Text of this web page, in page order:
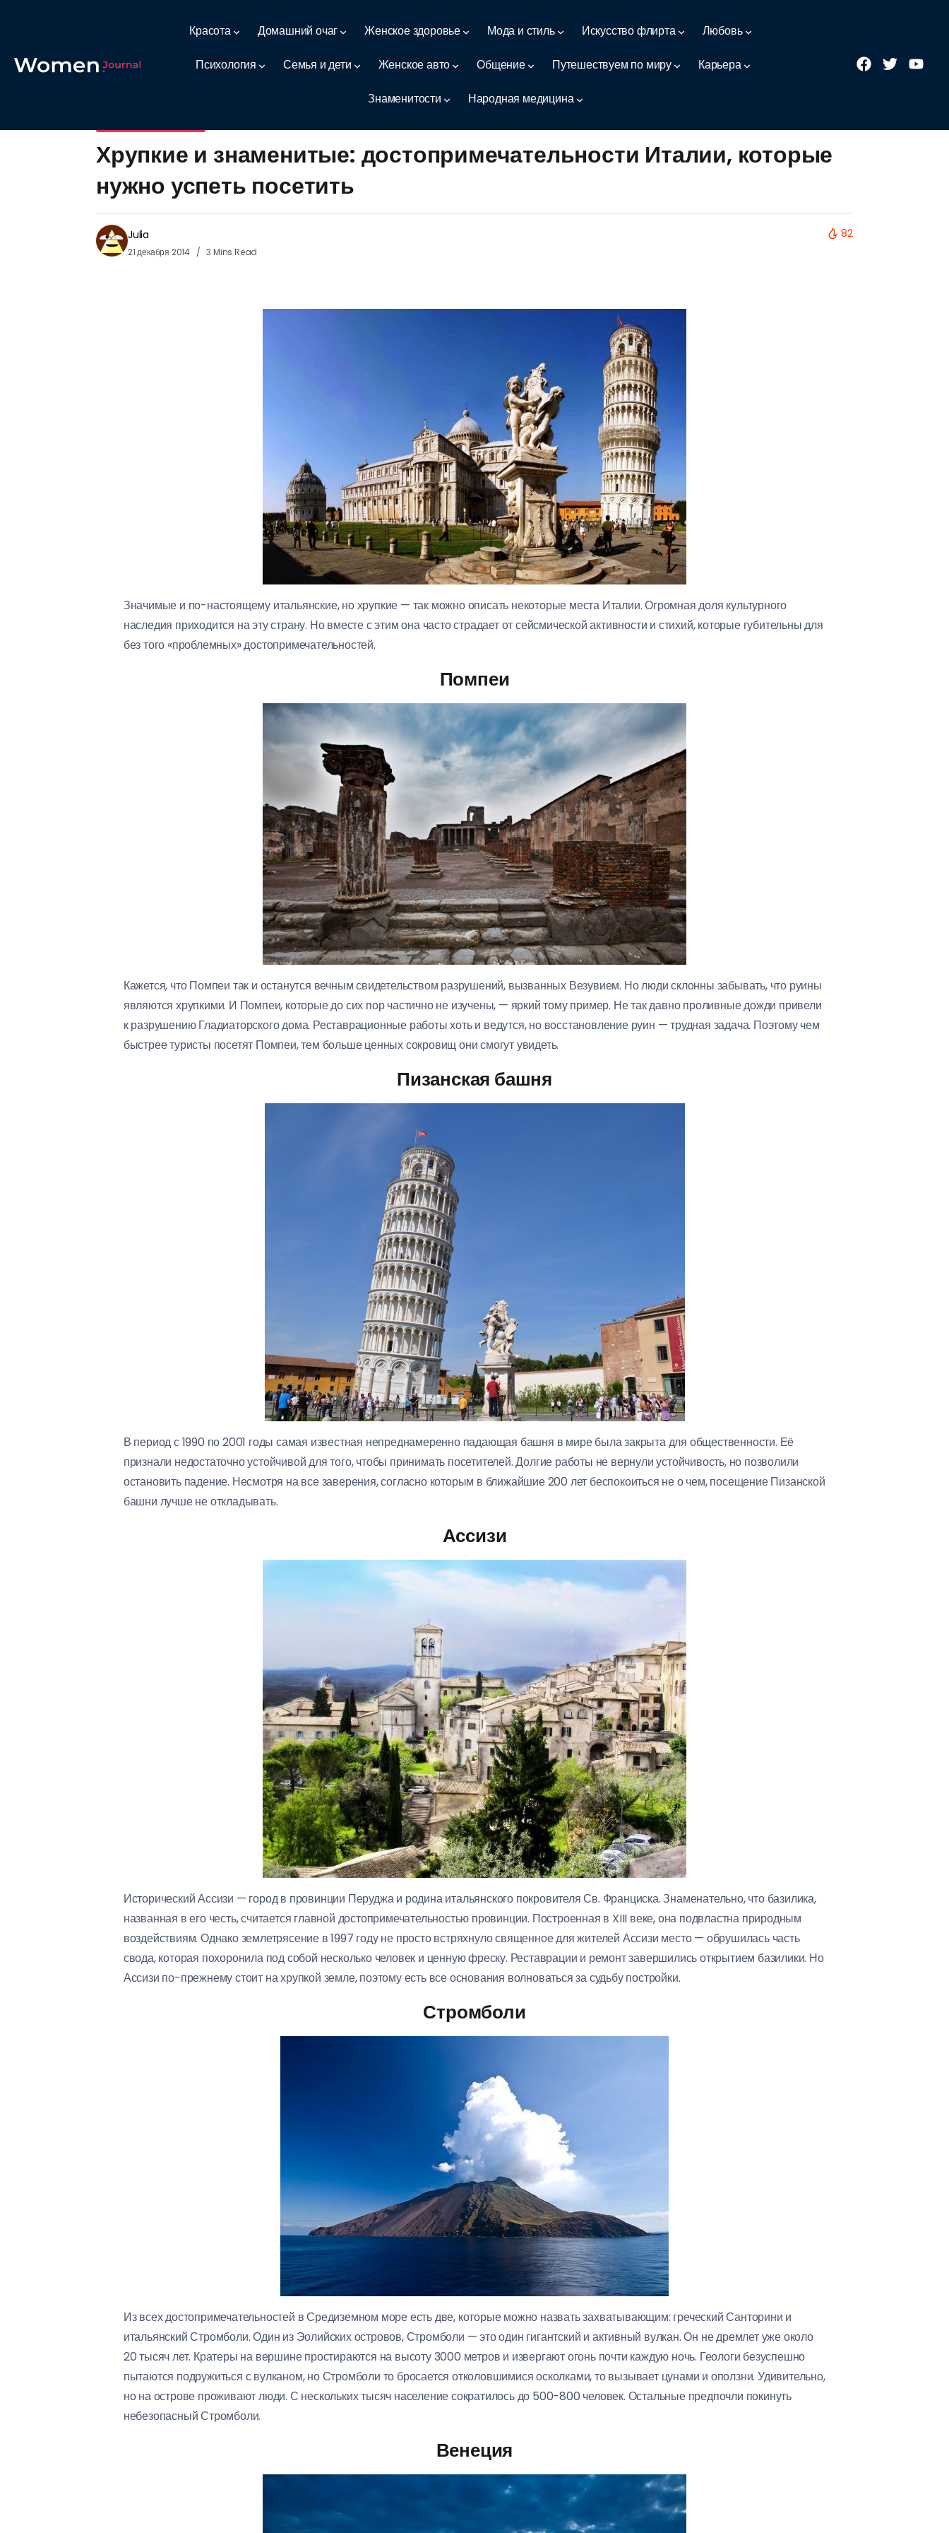
Красота Домашний очаг Женское здоровье Мода и стиль Искусство флирта Любовь
Психология Семья и дети Женское авто Общение Путешествуем по миру Карьера
Знаменитости Народная медицина
Хрупкие и знаменитые: достопримечательности Италии, которые
нужно успеть посетить
Julia
21 декабря 2014 3 Mins Read
82
Значимые и по-настоящему итальянские, но хрупкие — так можно описать некоторые места Италии. Огромная доля культурного
наследия приходится на эту страну. Но вместе с этим она часто страдает от сейсмической активности и стихий, которые губительны для
без того «проблемных» достопримечательностей.
Помпеи
Кажется, что Помпеи так и останутся вечным свидетельством разрушений, вызванных Везувием. Но люди склонны забывать, что руины
являются хрупкими. И Помпеи, которые до сих пор частично не изучены, — яркий тому пример. Не так давно проливные дожди привели
к разрушению Гладиаторского дома. Реставрационные работы хоть и ведутся, но восстановление руин — трудная задача. Поэтому чем
быстрее туристы посетят Помпеи, тем больше ценных сокровищ они смогут увидеть.
Пизанская башня
В период с 1990 по 2001 годы самая известная непреднамеренно падающая башня в мире была закрыта для общественности. Её
признали недостаточно устойчивой для того, чтобы принимать посетителей. Долгие работы не вернули устойчивость, но позволили
остановить падение. Несмотря на все заверения, согласно которым в ближайшие 200 лет беспокоиться не о чем, посещение Пизанской
башни лучше не откладывать.
Ассизи
Исторический Ассизи — город в провинции Перуджа и родина итальянского покровителя Св. Франциска. Знаменательно, что базилика,
названная в его честь, считается главной достопримечательностью провинции. Построенная в XIII веке, она подвластна природным
воздействиям. Однако землетрясение в 1997 году не просто встряхнуло священное для жителей Ассизи место — обрушилась часть
свода, которая похоронила под собой несколько человек и ценную фреску. Реставрации и ремонт завершились открытием базилики. Но
Ассизи по-прежнему стоит на хрупкой земле, поэтому есть все основания волноваться за судьбу постройки.
Стромболи
Из всех достопримечательностей в Средиземном море есть две, которые можно назвать захватывающим: греческий Санторини и
итальянский Стромболи. Один из Эолийских островов, Стромболи — это один гигантский и активный вулкан. Он не дремлет уже около
20 тысяч лет. Кратеры на вершине простираются на высоту 3000 метров и извергают огонь почти каждую ночь. Геологи безуспешно
пытаются подружиться с вулканом, но Стромболи то бросается отколовшимися осколками, то вызывает цунами и оползни. Удивительно,
но на острове проживают люди. С нескольких тысяч население сократилось до 500-800 человек. Остальные предпочли покинуть
небезопасный Стромболи.
Венеция